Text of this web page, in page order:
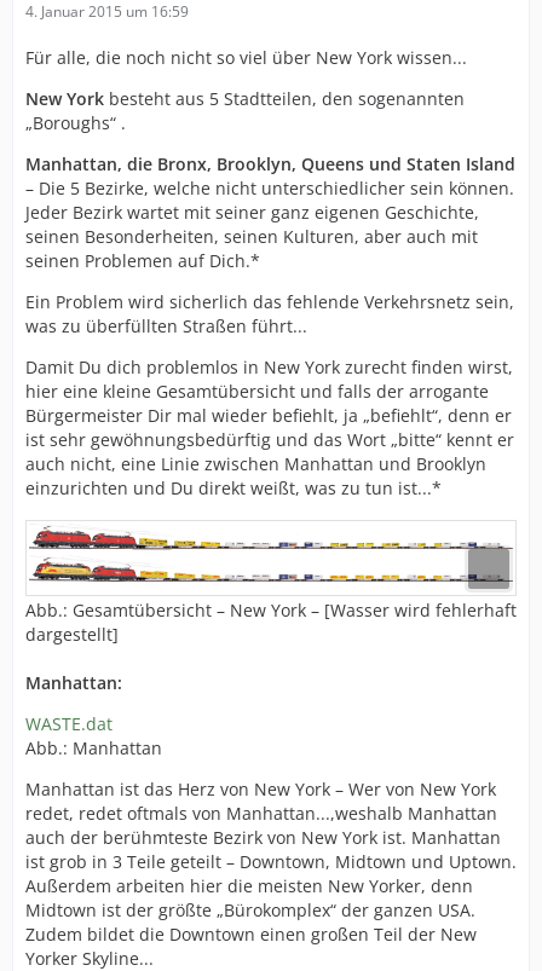
4. Januar 2015 um 16:59
Für alle, die noch nicht so viel über New York wissen...
New York besteht aus 5 Stadtteilen, den sogenannten
„Boroughs“ .
Manhattan, die Bronx, Brooklyn, Queens und Staten Island
– Die 5 Bezirke, welche nicht unterschiedlicher sein können.
Jeder Bezirk wartet mit seiner ganz eigenen Geschichte,
seinen Besonderheiten, seinen Kulturen, aber auch mit
seinen Problemen auf Dich.*
Ein Problem wird sicherlich das fehlende Verkehrsnetz sein,
was zu überfüllten Straßen führt...
Damit Du dich problemlos in New York zurecht finden wirst,
hier eine kleine Gesamtübersicht und falls der arrogante
Bürgermeister Dir mal wieder befiehlt, ja „befiehlt“, denn er
ist sehr gewöhnungsbedürftig und das Wort „bitte“ kennt er
auch nicht, eine Linie zwischen Manhattan und Brooklyn
einzurichten und Du direkt weißt, was zu tun ist...*
Abb.: Gesamtübersicht – New York – [Wasser wird fehlerhaft
dargestellt]
Manhattan:
WASTE.dat
Abb.: Manhattan
Manhattan ist das Herz von New York – Wer von New York
redet, redet oftmals von Manhattan...,weshalb Manhattan
auch der berühmteste Bezirk von New York ist. Manhattan
ist grob in 3 Teile geteilt – Downtown, Midtown und Uptown.
Außerdem arbeiten hier die meisten New Yorker, denn
Midtown ist der größte „Bürokomplex“ der ganzen USA.
Zudem bildet die Downtown einen großen Teil der New
Yorker Skyline...